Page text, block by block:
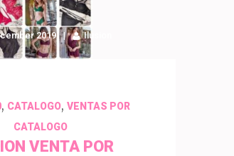
2019 Ilusion
, CATALOGO,VENTAS POR
CATALOGO
VENTA POR